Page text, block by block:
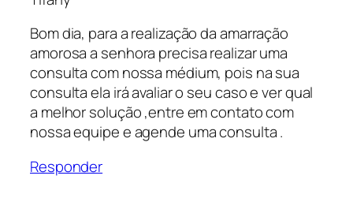
Bom dia, para a realização da amarração
amorosa a senhora precisa realizar uma
consulta com nossa médium, pois na sua
consulta ela irá avaliar o seu caso e ver qual
a melhor solução ,entre em contato com
nossa equipe e agende uma consulta .
Responder